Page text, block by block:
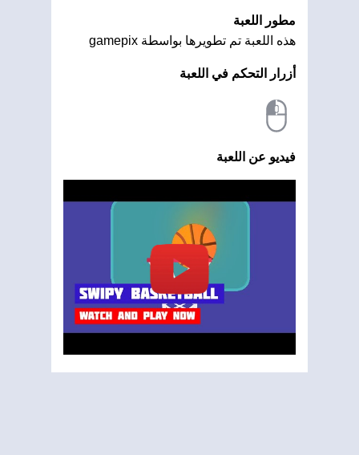
مطور اللعبة
هذه اللعبة تم تطويرها بواسطة gamepix
أزرار التحكم في اللعبة
فيديو عن اللعبة